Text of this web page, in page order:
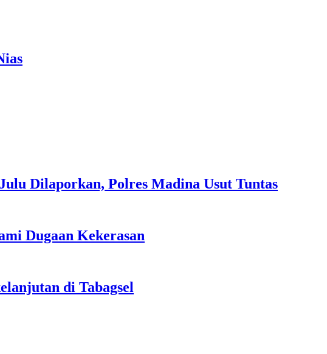
Dilaporkan, Polres Madina Usut Tuntas
Dugaan Kekerasan
di Tabagsel